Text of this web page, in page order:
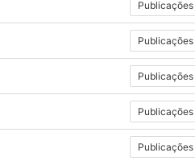
Publicações
Publicações
Publicações
Publicações
Publicações